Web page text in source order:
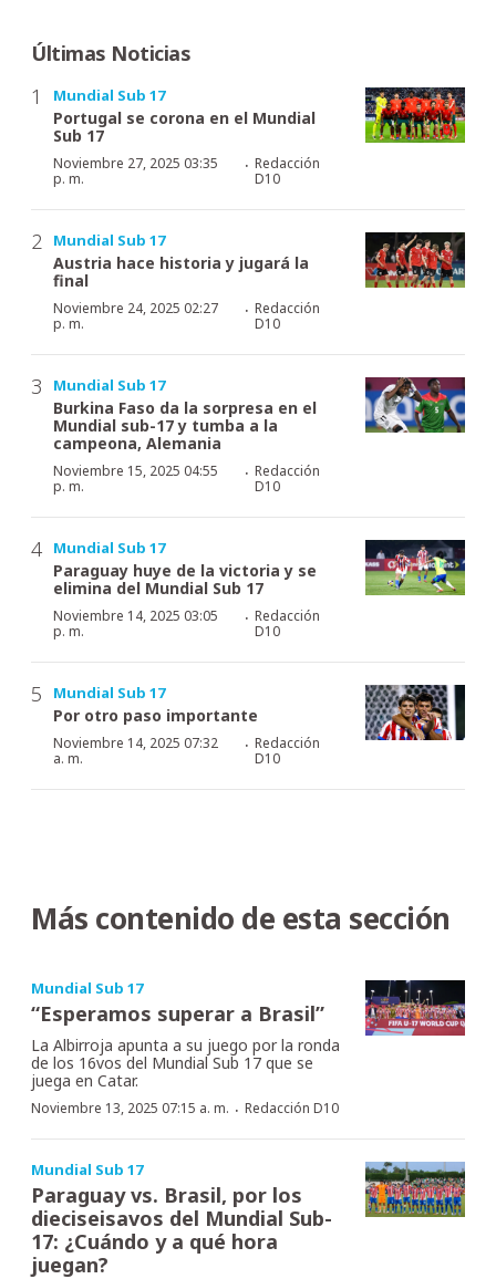
Últimas Noticias
Mundial Sub 17
Portugal se corona en el Mundial
Sub 17
Noviembre 27, 2025 03:35
p. m.
·Redacción
D10
Mundial Sub 17
Austria hace historia y jugará la
final
Noviembre 24, 2025 02:27
p. m.
·Redacción
D10
Mundial Sub 17
Burkina Faso da la sorpresa en el
Mundial sub-17 y tumba a la
campeona, Alemania
Noviembre 15, 2025 04:55
p. m.
·Redacción
D10
Mundial Sub 17
Paraguay huye de la victoria y se
elimina del Mundial Sub 17
Noviembre 14, 2025 03:05
p. m.
·Redacción
D10
Mundial Sub 17
Por otro paso importante
Noviembre 14, 2025 07:32
a. m.
·Redacción
D10
Más contenido de esta sección
Mundial Sub 17
“Esperamos superar a Brasil”
La Albirroja apunta a su juego por la ronda
de los 16vos del Mundial Sub 17 que se
juega en Catar.
Noviembre 13, 2025 07:15 a. m. · Redacción D10
Mundial Sub 17
Paraguay vs. Brasil, por los
dieciseisavos del Mundial Sub-
17: ¿Cuándo y a qué hora
juegan?